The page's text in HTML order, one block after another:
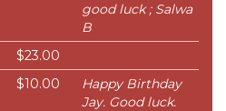
good luck ; Salwa
B
$23.00
$10.00
Happy Birthday
Jay. Good luck.